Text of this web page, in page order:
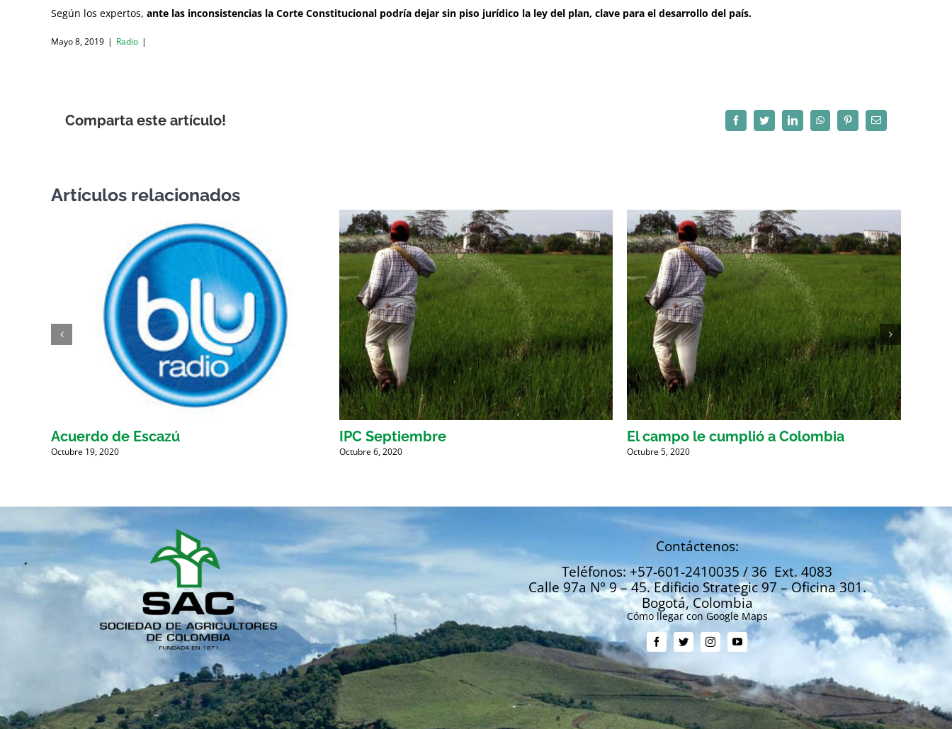
Según los expertos, ante las inconsistencias la Corte Constitucional podría dejar sin piso jurídico la ley del plan, clave para el desarrollo del país.
Mayo 8, 2019 | Radio |
Comparta este artículo! FacebookTwitterLinkedInWhatsAppPinterestCorreo
electrónico
Artículos relacionados
Acuerdo de Escazú
Octubre 19, 2020
IPC Septiembre
Octubre 6, 2020
El campo le cumplió a Colombia
Octubre 5, 2020
Contáctenos:
Teléfonos: +57-601-2410035 / 36 Ext. 4083
Calle 97a N° 9 – 45. Edificio Strategic 97 – Oficina 301.
Bogotá, Colombia
Cómo llegar con Google Maps